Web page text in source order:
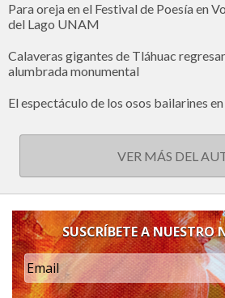
Para oreja en el Festival de Poesía en
del Lago UNAM
Calaveras gigantes de Tláhuac
alumbrada monumental
El espectáculo de los osos bailarines
VER MÁS DEL
SUSCRÍBETE A NUESTRO